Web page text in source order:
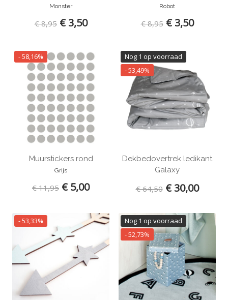
Nog 1 op voorraad
- 52,73%
Robot
€ 8,95€ 3,50
Monster
€ 8,95€ 3,50
- 53,33%
- 58,16%
Muurstickers rond
Grijs
€ 11,95 € 5,00
Nog 1 op voorraad
- 53,49%
Dekbedovertrek ledikant
Galaxy
€ 64,50€ 30,00